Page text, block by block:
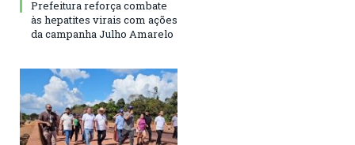
Prefeitura reforça combate
às hepatites virais com ações
da campanha Julho Amarelo